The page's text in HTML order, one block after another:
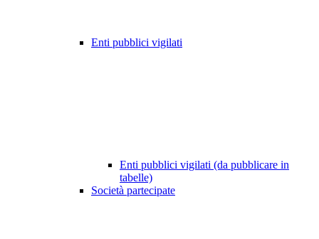
Enti pubblici vigilati
Enti pubblici vigilati (da pubblicare in
tabelle)
Società partecipate